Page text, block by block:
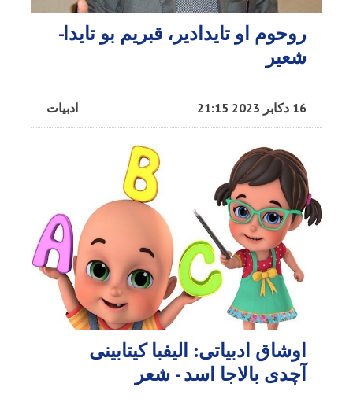
روحوم او تایدادیر، قبریم بو تایدا-
شعیر
ادبیات 16 دکابر 2023 21:15
اوشاق ادبیاتی: الیفبا کیتابینی
آچدی بالاجا اسد - شعر